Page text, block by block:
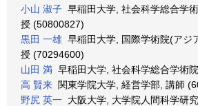
小山 淑子 早稲田大学, 社会科学総合学
授 (50800827)
黒田 一雄 早稲田大学, 国際学術院(アジ
授 (70294600)
山田 満 早稲田大学, 社会科学総合学術
高 賢来 関東学院大学, 経営学部, 講師
野尻 英一 大阪大学, 大学院人間科学研